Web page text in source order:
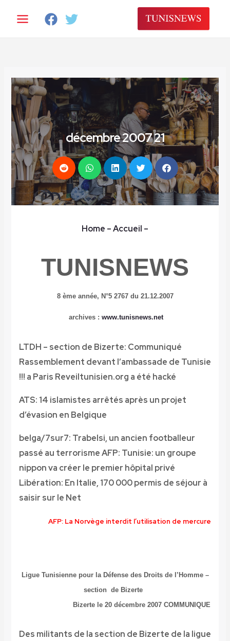
المحتوى
21 décembre 2007
Home – Accueil –
TUNISNEWS
8 ème année, N°5 2767 du 21.12.2007
archives : www.tunisnews.net
LTDH – section de Bizerte: Communiqué
Rassemblement devant l’ambassade de Tunisie
a Paris Reveiltunisien.org a été hacké !!!
ATS: 14 islamistes arrêtés après un projet
d’évasion en Belgique
belga/7sur7: Trabelsi, un ancien footballeur
passé au terrorismeAFP: Tunisie: un groupe
nippon va créer le premier hôpital privé
Libération: En Italie, 170 000 permis de séjour à
saisir sur le Net
AFP: La Norvège interdit l’utilisation de mercure
Ligue Tunisienne pour la Défense des Droits de l’Homme –
section de Bizerte
Bizerte le 20 décembre 2007 COMMUNIQUE
Des militants de la section de Bizerte de la ligue